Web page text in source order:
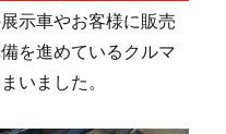
示車やお客様に販売
を進めているクルマ
いました。